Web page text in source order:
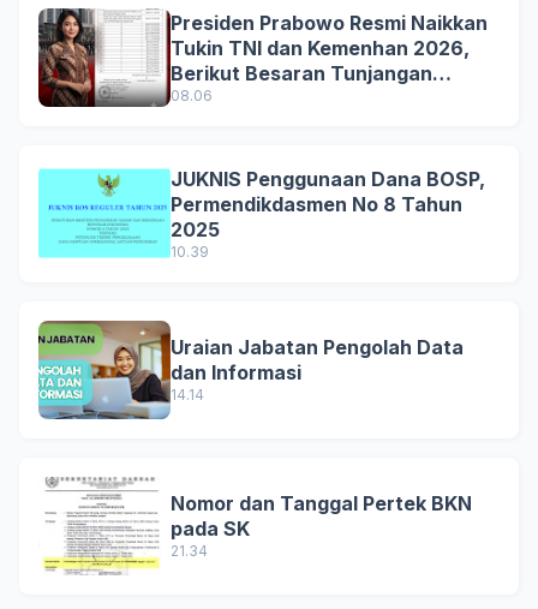
Presiden Prabowo Resmi Naikkan
Tukin TNI dan Kemenhan 2026,
Berikut Besaran Tunjangan
Terbaru
08.06
JUKNIS Penggunaan Dana BOSP,
Permendikdasmen No 8 Tahun
2025
10.39
Uraian Jabatan Pengolah Data
dan Informasi
14.14
Nomor dan Tanggal Pertek BKN
pada SK
21.34